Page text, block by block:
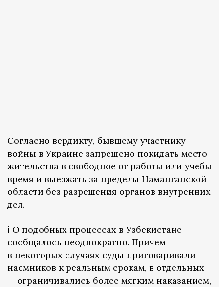
Согласно вердикту, бывшему участнику
войны в Украине запрещено покидать место
жительства в свободное от работы или учебы
время и выезжать за пределы Наманганской
области без разрешения органов внутренних
дел.
ℹ️ О подобных процессах в Узбекистане
сообщалось неоднократно. Причем
в некоторых случаях суды приговаривали
наемников к реальным срокам, в отдельных
— ограничивались более мягким наказанием,